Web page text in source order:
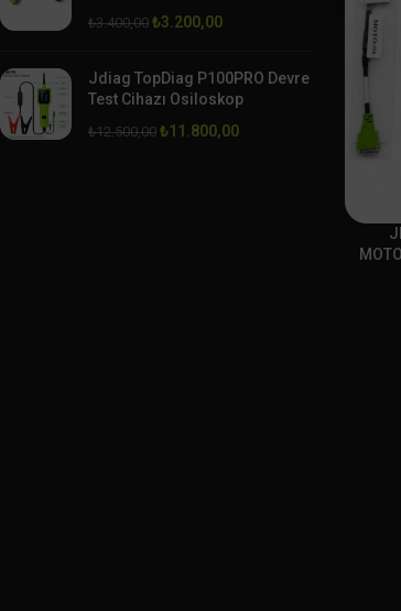
₺3.400,00 ₺3.200,00
Jdiag TopDiag P100PRO Devre
Test Cihazı Osiloskop
₺12.500,00 ₺11.800,00